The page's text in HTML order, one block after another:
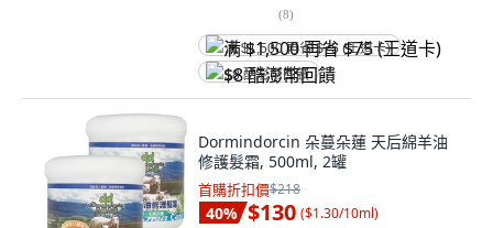
(8)
满 $1,500 再省 $75 (王道卡)
$8 酷澎幣回饋
Dormindorcin 朵蔓朵蓮 天后綿羊油
修護髮霜, 500ml, 2罐
首購折扣價$218
40% $130 ($1.30/10ml)